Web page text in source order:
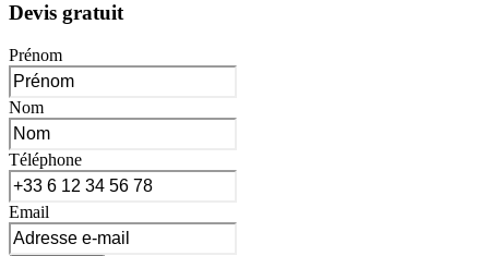
Devis gratuit
Prénom
Nom
Téléphone
Email